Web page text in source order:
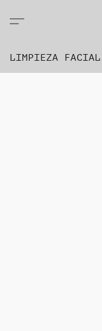
LIMPIEZA FACIAL